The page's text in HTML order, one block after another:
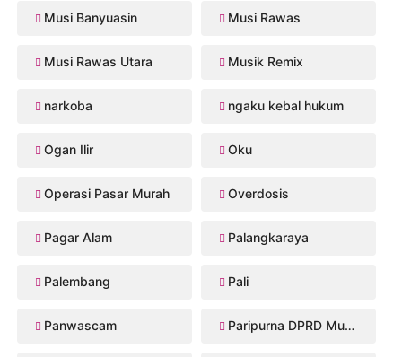
Musi Banyuasin Musi Rawas
Musi Rawas Utara Musik Remix
narkoba ngaku kebal hukum
Ogan Ilir Oku
Operasi Pasar Murah Overdosis
Pagar Alam Palangkaraya
Palembang Pali
Panwascam Paripurna DPRD Musi Rawas